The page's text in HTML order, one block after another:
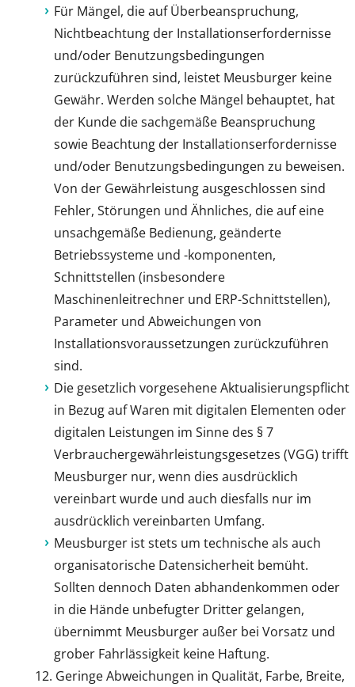
Für Mängel, die auf Überbeanspruchung,
Nichtbeachtung der Installationserfordernisse
und/oder Benutzungsbedingungen
zurückzuführen sind, leistet Meusburger keine
Gewähr. Werden solche Mängel behauptet, hat
der Kunde die sachgemäße Beanspruchung
sowie Beachtung der Installationserfordernisse
und/oder Benutzungsbedingungen zu beweisen.
Von der Gewährleistung ausgeschlossen sind
Fehler, Störungen und Ähnliches, die auf eine
unsachgemäße Bedienung, geänderte
Betriebssysteme und -komponenten,
Schnittstellen (insbesondere
Maschinenleitrechner und ERP-Schnittstellen),
Parameter und Abweichungen von
Installationsvoraussetzungen zurückzuführen
sind.
Die gesetzlich vorgesehene Aktualisierungspflicht
in Bezug auf Waren mit digitalen Elementen oder
digitalen Leistungen im Sinne des § 7
Verbrauchergewährleistungsgesetzes (VGG) trifft
Meusburger nur, wenn dies ausdrücklich
vereinbart wurde und auch diesfalls nur im
ausdrücklich vereinbarten Umfang.
Meusburger ist stets um technische als auch
organisatorische Datensicherheit bemüht.
Sollten dennoch Daten abhandenkommen oder
in die Hände unbefugter Dritter gelangen,
übernimmt Meusburger außer bei Vorsatz und
grober Fahrlässigkeit keine Haftung.
Geringe Abweichungen in Qualität, Farbe, Breite,